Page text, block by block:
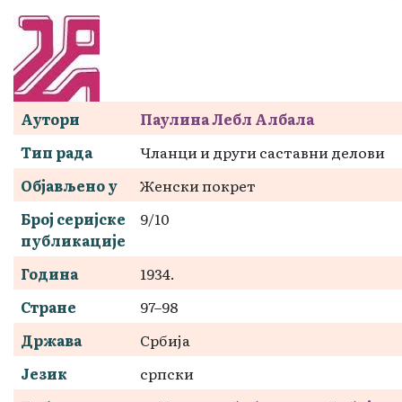
Аутори
Паулина Лебл Албала
Тип рада
Чланци и други саставни делови
Објављено у
Женски покрет
Број серијске
публикације
9/10
Година
1934.
Стране
97–98
Држава
Србија
Језик
српски